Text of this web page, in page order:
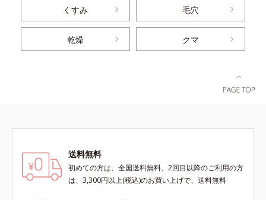
くすみ 毛穴
乾燥 クマ
送料無料
初めての方は、全国送料無料、2回目以降のご利用の方
は、3,300円以上(税込)のお買い上げで、送料無料